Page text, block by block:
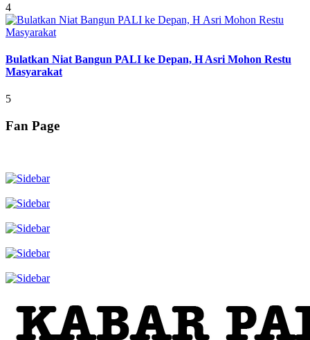
4
Bulatkan Niat Bangun PALI ke Depan, H Asri Mohon Restu
Masyarakat
5
Fan Page